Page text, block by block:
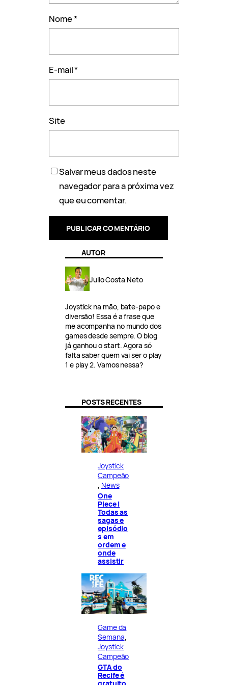
Nome*
E-mail*
Site
Salvar meus dados neste
navegador para a próxima vez
que eu comentar.
AUTOR
Julio Costa Neto
Joystick na mão, bate-papo e
diversão! Essa é a frase que
me acompanha no mundo dos
games desde sempre. O blog
já ganhou o start. Agora só
falta saber quem vai ser o play
1 e play 2. Vamos nessa?
POSTS RECENTES
Joystick
Campeão
News
One
Piece |
Todas as
sagas e
episódio
s em
ordem e
onde
assistir
Game da
Semana
Joystick
Campeão
GTA do
Recife é
gratuito